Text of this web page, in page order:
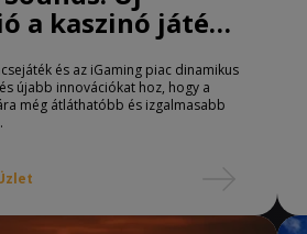
a kaszinó játék
és az iGaming piac dinamikus
újabb innovációkat hoz, hogy a
még átláthatóbb és izgalmasabb